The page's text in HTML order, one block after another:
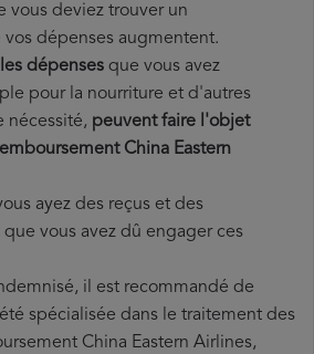
vous deviez trouver un
dépenses augmentent.
dépenses que vous avez
pour la nourriture et d'autres
nécessité, peuvent faire l'objet
China Eastern
ayez des reçus et des
vous avez dû engager ces
il est recommandé de
spécialisée dans le traitement des
China Eastern Airlines,